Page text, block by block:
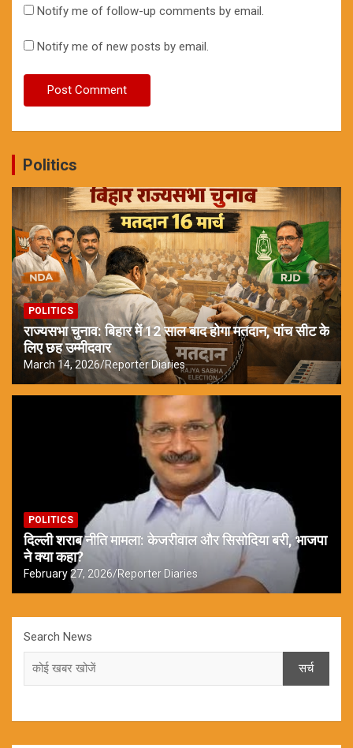
Notify me of follow-up comments by email.
Notify me of new posts by email.
Politics
POLITICS
राज्यसभा चुनाव: बिहार में 12 साल बाद होगा मतदान, पांच सीट के
लिए छह उम्मीदवार
March 14, 2026 Reporter Diaries
POLITICS
दिल्ली शराब नीति मामला: केजरीवाल और सिसोदिया बरी, भाजपा
ने क्या कहा?
February 27, 2026 Reporter Diaries
Search News
सर्च